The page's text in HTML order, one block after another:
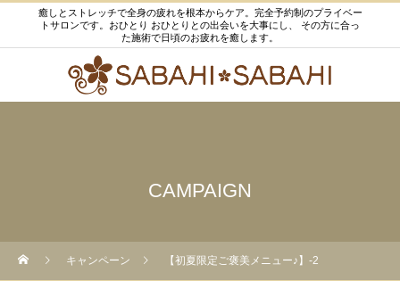
癒しとストレッチで全身の疲れを根本からケア。完全予約制のプライベー
トサロンです。おひとり おひとりとの出会いを大事にし、 その方に合っ
た施術で日頃のお疲れを癒します。
CAMPAIGN
キャンペーン 【初夏限定ご褒美メニュー♪】-2